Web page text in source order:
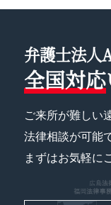
弁護士法
全国対応
ご来所が難しい
法律相談が可能
まずはお気軽に